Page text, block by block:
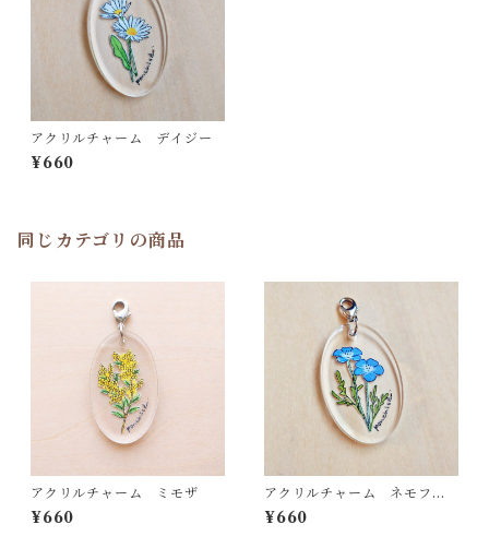
アクリルチャーム デイジー
¥660
同じカテゴリの商品
アクリルチャーム ミモザ
¥660
アクリルチャーム ネモフィ
ラ
¥660